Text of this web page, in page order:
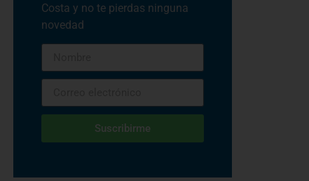
Costa y no te pierdas ninguna
novedad
Suscribirme